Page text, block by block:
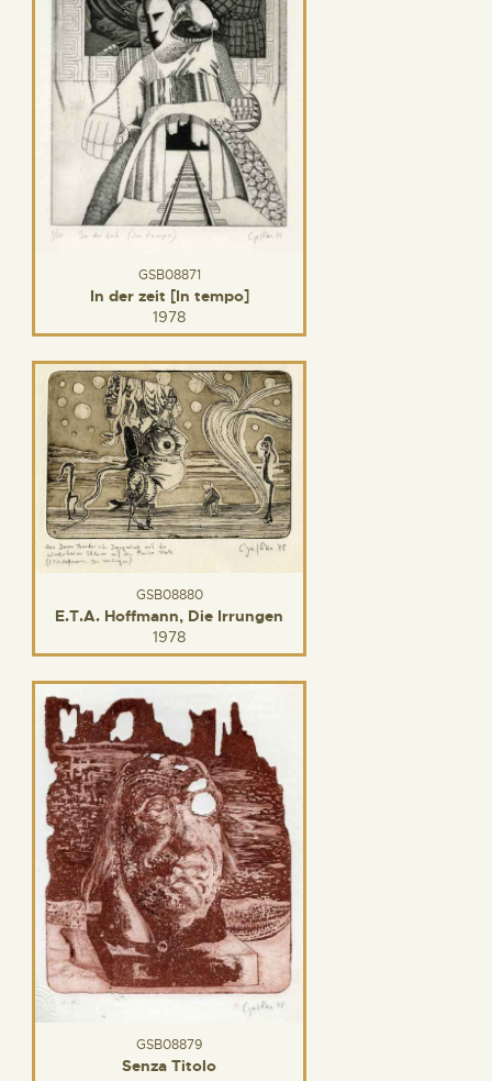
GSB08871
In der zeit [In tempo]
1978
GSB08880
E.T.A. Hoffmann, Die Irrungen
1978
GSB08879
Senza Titolo